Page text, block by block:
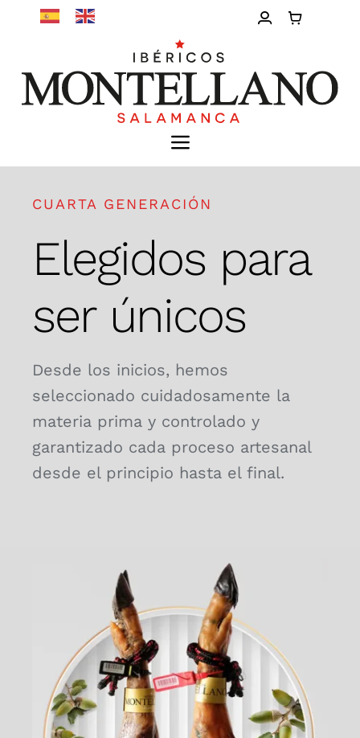
Toggle
Nosotros
Tienda
Contacto
CUARTA GENERACIÓN
Elegidos para
ser únicos
Desde los inicios, hemos
seleccionado cuidadosamente la
materia prima y controlado y
garantizado cada proceso artesanal
desde el principio hasta el final.